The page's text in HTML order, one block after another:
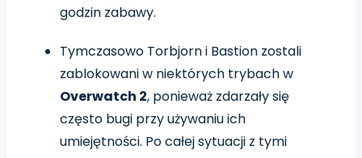
godzin zabawy.
Tymczasowo Torbjorn i Bastion zostali
zablokowani w niektórych trybach w
Overwatch 2, ponieważ zdarzały się
często bugi przy używaniu ich
umiejętności. Po całej sytuacji z tymi